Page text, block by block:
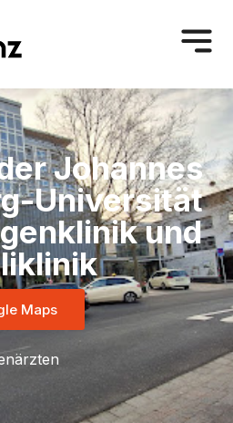
Johannes
Universität
und
Maps